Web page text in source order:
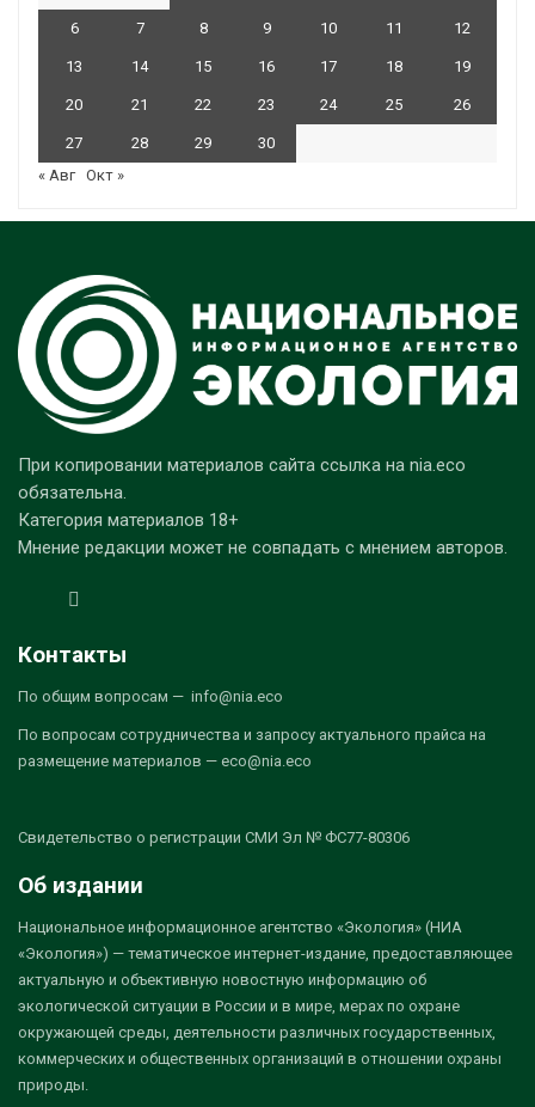
6 7 8 9 10 11 12
13 14 15 16 17 18 19
20 21 22 23 24 25 26
27 28 29
30
« Авг Окт »
При копировании материалов сайта ссылка на nia.eco
обязательна.
Категория материалов 18+
Мнение редакции может не совпадать с мнением авторов.
Контакты
По общим вопросам — info@nia.eco
По вопросам сотрудничества и запросу актуального прайса на
размещение материалов — eco@nia.eco
Свидетельство о регистрации СМИ Эл № ФС77-80306
Об издании
Национальное информационное агентство «Экология» (НИА
«Экология») — тематическое интернет-издание, предоставляющее
актуальную и объективную новостную информацию об
экологической ситуации в России и в мире, мерах по охране
окружающей среды, деятельности различных государственных,
коммерческих и общественных организаций в отношении охраны
природы.